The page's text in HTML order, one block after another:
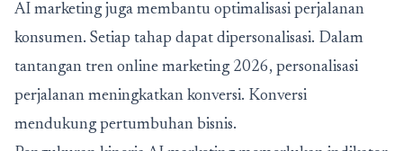
AI marketing juga membantu optimalisasi perjalanan
konsumen. Setiap tahap dapat dipersonalisasi. Dalam
tantangan tren online marketing 2026, personalisasi
perjalanan meningkatkan konversi. Konversi
mendukung pertumbuhan bisnis.